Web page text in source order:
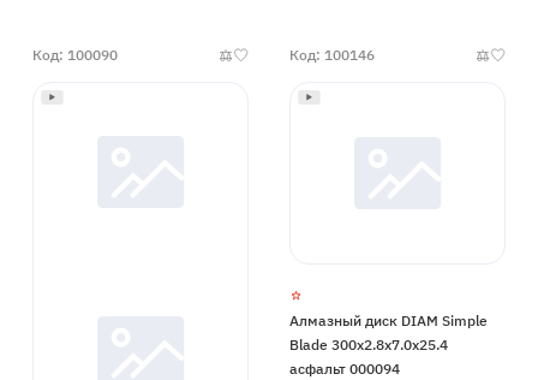
Код: 100090 Код: 100146
Алмазный диск DIAM Simple
Blade 300x2.8x7.0x25.4
асфальт 000094